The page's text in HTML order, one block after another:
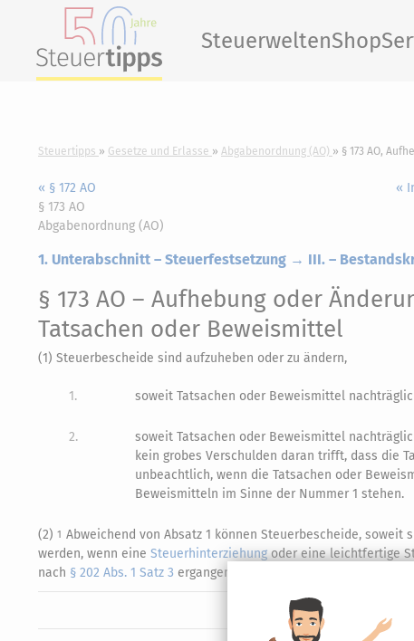
SteuerweltenShop
Steuertipps Gesetze und Erlasse Abgabenordnung (AO) § 173 AO,
« § 172 AO «
§ 173 AO
Abgabenordnung (AO)
1. Unterabschnitt – Steuerfestsetzung → III. –
§ 173 AO – Aufhebung oder
Tatsachen oder Beweismittel
(1) Steuerbescheide sind aufzuheben oder zu ändern,
1. soweit Tatsachen oder Beweismittel
2.
soweit Tatsachen oder Beweismittel
kein grobes Verschulden daran trifft, dass die
unbeachtlich, wenn die Tatsachen oder
Beweismitteln im Sinne der Nummer 1 stehen.
(2) 1 Abweichend von Absatz 1 können Steuerbescheide,
werden, wenn eine Steuerhinterziehungoder eine leichtfertige
nach § 202 Abs. 1 Satz 3 ergangen ist.